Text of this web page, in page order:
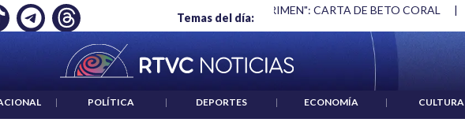
Temas del día:
EMPLEO: JP MORGAN "HABLAR NO ES UN CRIMEN": CARTA DE BETO CORAL |
| POLÍTICA | DEPORTES | ECONOMÍA | CULTURA